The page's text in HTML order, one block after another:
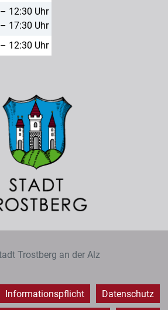
12:30 Uhr
17:30 Uhr
12:30 Uhr
Trostberg an der Alz
Informationspflicht Datenschutz